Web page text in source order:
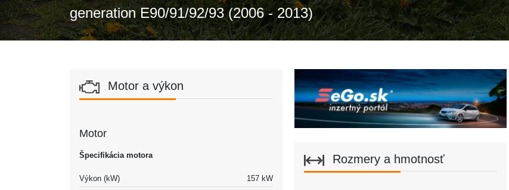
generation E90/91/92/93 (2006 - 2013)
Motor a výkon
Motor
Špecifikácia motora
Výkon (kW)
157 kW
Rozmery a hmotnosť